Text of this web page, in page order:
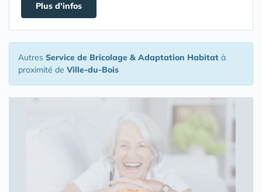
Plus d'infos
Autres Service de Bricolage & Adaptation Habitat à
proximité de Ville-du-Bois